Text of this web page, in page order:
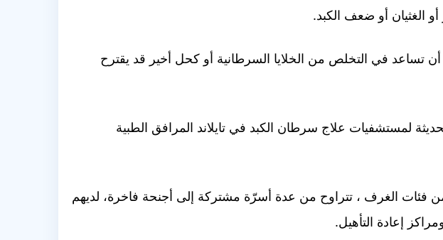
الغثيان أو ضعف الكبد.
أن تساعد في التخلص من الخلايا السرطانية أو كحل أخير قد يقترح
لمستشفيات علاج سرطان الكبد في تايلاند المرافق الطبية
فئات الغرف ، تتراوح من عدة أسرّة مشتركة إلى أجنحة فاخرة، لديهم
إعادة التأهيل.